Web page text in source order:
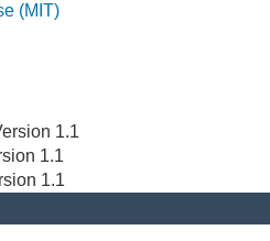
(MIT)
1.1
1.1
1.1